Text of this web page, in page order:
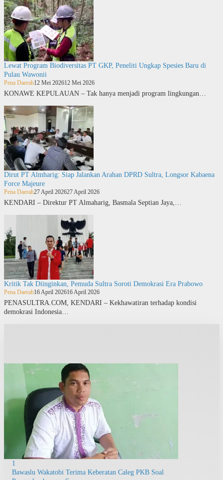
Lewat Program Biodiversitas PT GKP, Peneliti Ungkap Spesies Baru di
Pulau Wawonii
Pena Daerah12 Mei 202612 Mei 2026
KONAWE KEPULAUAN – Tak hanya menjadi program lingkungan…
Dirut PT Almharig: Siap Jalankan Arahan DPRD Sultra, Longsor Kabaena
Force Majeure
Pena Daerah27 April 202627 April 2026
KENDARI – Direktur PT Almaharig, Basmala Septian Jaya,…
Kritik Tak Diinginkan, Pemuda Sultra Soroti Demokrasi Era Prabowo
Pena Daerah16 April 202616 April 2026
PENASULTRA.COM, KENDARI – Kekhawatiran terhadap kondisi
demokrasi Indonesia…
1
Bawaslu Wakatobi Terima Keberatan Caleg PKB Soal